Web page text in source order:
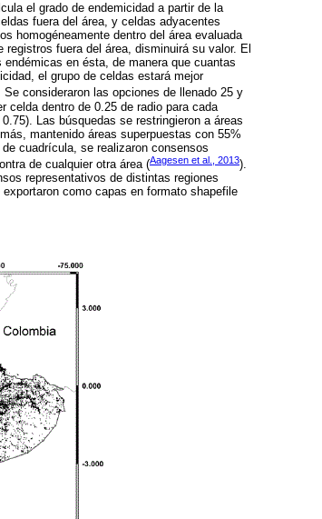
el grado de endemicidad a partir de la
fuera del área, y celdas adyacentes
homogéneamente dentro del área evaluada
fuera del área, disminuirá su valor. El
en ésta, de manera que cuantas
el grupo de celdas estará mejor
Se consideraron las opciones de llenado 25 y
celda dentro de 0.25 de radio para cada
Las búsquedas se restringieron a áreas
mantenido áreas superpuestas con 55%
cuadrícula, se realizaron consensos
de cualquier otra área (Aagesen et al., 2013).
representativos de distintas regiones
como capas en formato shapefile